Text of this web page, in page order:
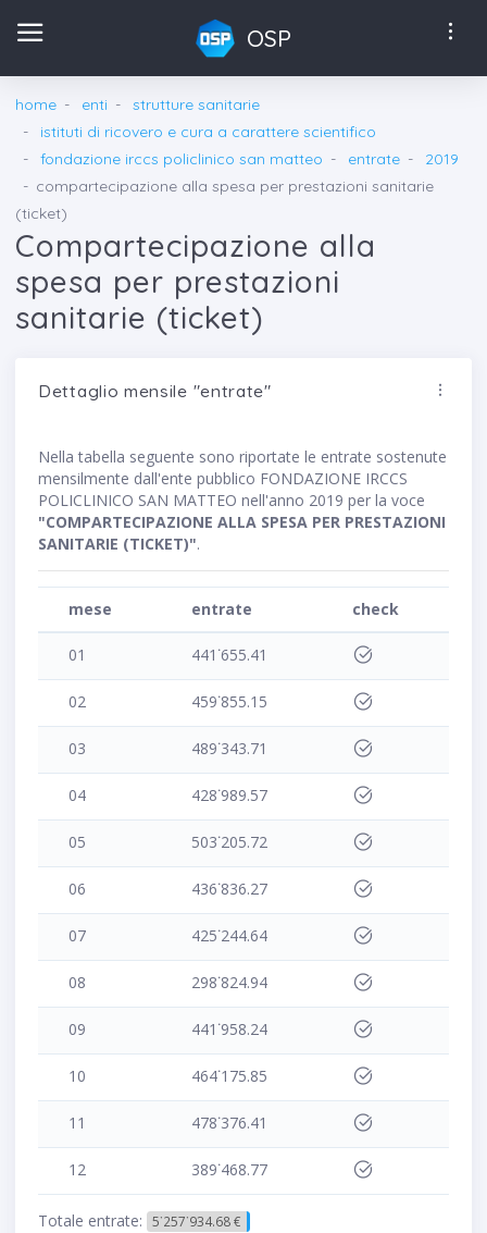
OSP
home enti
strutture sanitarie
istituti di ricovero e cura a carattere scientifico
fondazione irccs policlinico san matteo
entrate
2019
compartecipazione alla spesa per prestazioni sanitarie
(ticket)
Compartecipazione alla
spesa per prestazioni
sanitarie (ticket)
Dettaglio mensile "entrate"
Nella tabella seguente sono riportate le entrate sostenute
mensilmente dall'ente pubblico FONDAZIONE IRCCS
POLICLINICO SAN MATTEO nell'anno 2019 per la voce
"COMPARTECIPAZIONE ALLA SPESA PER PRESTAZIONI
SANITARIE (TICKET)".
mese entrate check
01 441˙655.41
02 459˙855.15
03 489˙343.71
04 428˙989.57
05 503˙205.72
06 436˙836.27
07 425˙244.64
08 298˙824.94
09 441˙958.24
10 464˙175.85
11 478˙376.41
12 389˙468.77
Totale entrate: 5˙257˙934.68 €